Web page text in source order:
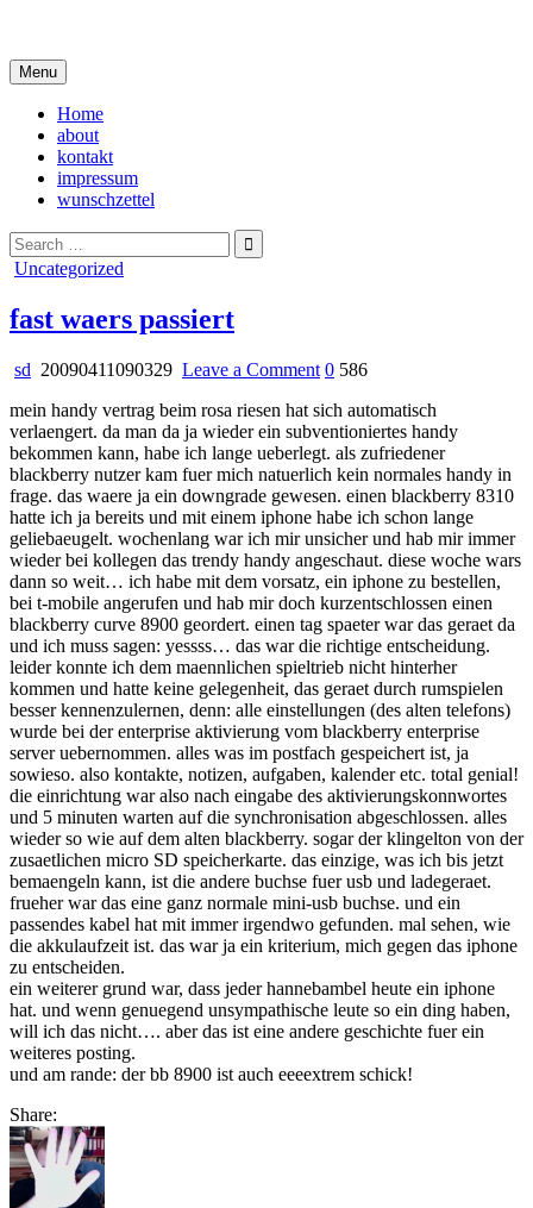
content
Menu
Home
about
kontakt
impressum
wunschzettel
Search
for:
Posted
Uncategorized
fast waers passiert
sd 20090411090329 Leave a Commenton
waers
passiert
0 586
mein handy vertrag beim rosa riesen hat sich automatisch
verlaengert. da man da ja wieder ein subventioniertes handy
bekommen kann, habe ich lange ueberlegt. als zufriedener
blackberry nutzer kam fuer mich natuerlich kein normales handy in
frage. das waere ja ein downgrade gewesen. einen blackberry 8310
hatte ich ja bereits und mit einem iphone habe ich schon lange
geliebaeugelt. wochenlang war ich mir unsicher und hab mir immer
wieder bei kollegen das trendy handy angeschaut. diese woche wars
dann so weit… ich habe mit dem vorsatz, ein iphone zu bestellen,
bei t-mobile angerufen und hab mir doch kurzentschlossen einen
blackberry curve 8900 geordert. einen tag spaeter war das geraet da
und ich muss sagen: yessss… das war die richtige entscheidung.
leider konnte ich dem maennlichen spieltrieb nicht hinterher
kommen und hatte keine gelegenheit, das geraet durch rumspielen
besser kennenzulernen, denn: alle einstellungen (des alten telefons)
wurde bei der enterprise aktivierung vom blackberry enterprise
server uebernommen. alles was im postfach gespeichert ist, ja
sowieso. also kontakte, notizen, aufgaben, kalender etc. total genial!
die einrichtung war also nach eingabe des aktivierungskonnwortes
und 5 minuten warten auf die synchronisation abgeschlossen. alles
wieder so wie auf dem alten blackberry. sogar der klingelton von der
zusaetlichen micro SD speicherkarte. das einzige, was ich bis jetzt
bemaengeln kann, ist die andere buchse fuer usb und ladegeraet.
frueher war das eine ganz normale mini-usb buchse. und ein
passendes kabel hat mit immer irgendwo gefunden. mal sehen, wie
die akkulaufzeit ist. das war ja ein kriterium, mich gegen das iphone
zu entscheiden.
ein weiterer grund war, dass jeder hannebambel heute ein iphone
hat. und wenn genuegend unsympathische leute so ein ding haben,
will ich das nicht…. aber das ist eine andere geschichte fuer ein
weiteres posting.
und am rande: der bb 8900 ist auch eeeextrem schick!
Share: